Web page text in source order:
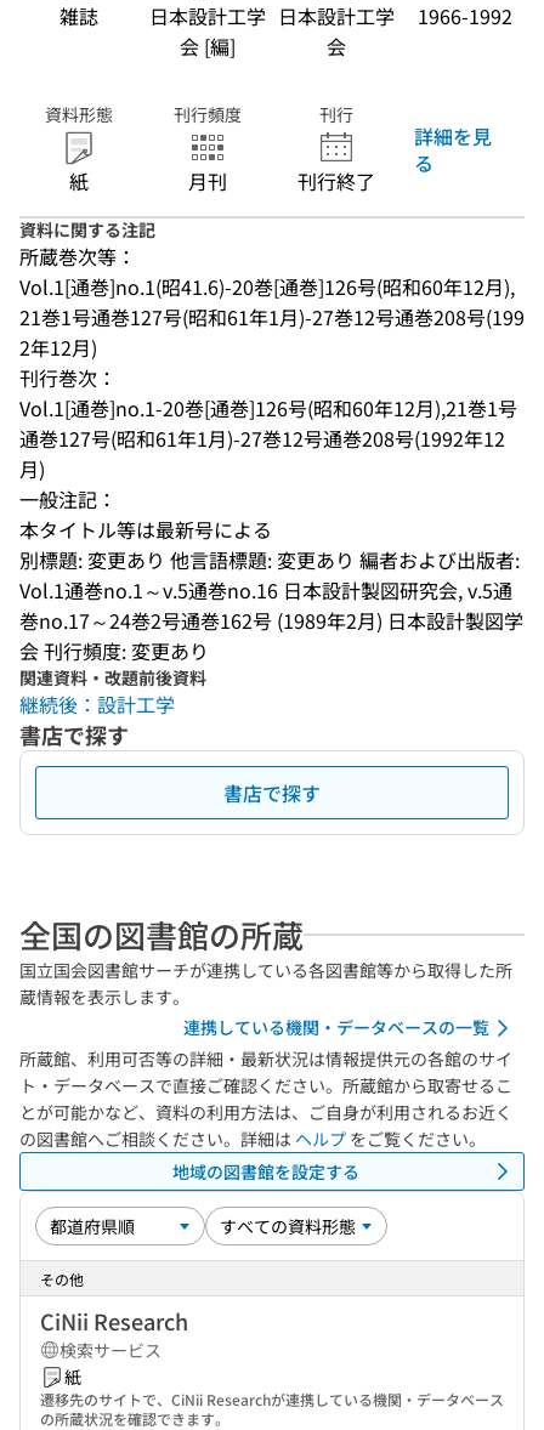
雑誌
日本設計工学
会 [編]
日本設計工学
会
1966-1992
資料形態
紙
刊行頻度
月刊
刊行
刊行終了
詳細を見
る
資料に関する注記
所蔵巻次等：
Vol.1[通巻]no.1(昭41.6)-20巻[通巻]126号(昭和60年12月),
21巻1号通巻127号(昭和61年1月)-27巻12号通巻208号(199
2年12月)
刊行巻次：
Vol.1[通巻]no.1-20巻[通巻]126号(昭和60年12月),21巻1号
通巻127号(昭和61年1月)-27巻12号通巻208号(1992年12
月)
一般注記：
本タイトル等は最新号による
別標題: 変更あり 他言語標題: 変更あり 編者および出版者:
Vol.1通巻no.1～v.5通巻no.16 日本設計製図研究会, v.5通
巻no.17～24巻2号通巻162号 (1989年2月) 日本設計製図学
会 刊行頻度: 変更あり
関連資料・改題前後資料
継続後：設計工学
書店で探す
書店で探す
全国の図書館の所蔵
国立国会図書館サーチが連携している各図書館等から取得した所
蔵情報を表示します。
連携している機関・データベースの一覧
所蔵館、利用可否等の詳細・最新状況は情報提供元の各館のサイ
ト・データベースで直接ご確認ください。所蔵館から取寄せるこ
とが可能かなど、資料の利用方法は、ご自身が利用されるお近く
の図書館へご相談ください。詳細は ヘルプ をご覧ください。
地域の図書館を設定する
その他
CiNii Research
検索サービス
紙
遷移先のサイトで、CiNii Researchが連携している機関・データベース
の所蔵状況を確認できます。